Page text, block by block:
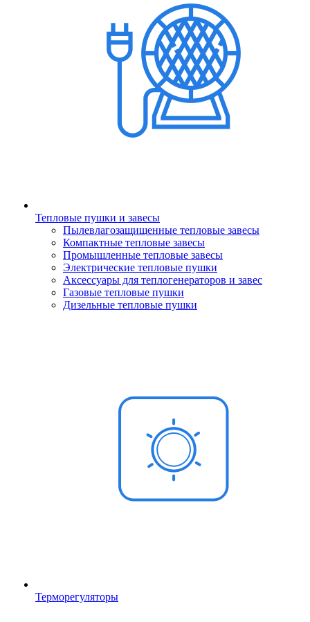
Тепловые пушки и завесы
Пылевлагозащищенные тепловые завесы
Компактные тепловые завесы
Промышленные тепловые завесы
Электрические тепловые пушки
Аксессуары для теплогенераторов и завес
Газовые тепловые пушки
Дизельные тепловые пушки
Терморегуляторы